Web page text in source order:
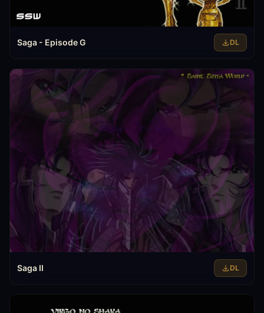
Saga - Episode G DL
Saga II DL